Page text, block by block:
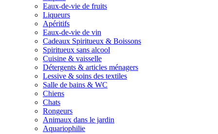
Eaux-de-vie de fruits
Liqueurs
Apéritifs
Eaux-de-vie de vin
Cadeaux Spiritueux & Boissons
Spiritueux sans alcool
Cuisine & vaisselle
Détergents & articles ménagers
Lessive & soins des textiles
Salle de bains & WC
Chiens
Chats
Rongeurs
Animaux dans le jardin
Aquariophilie